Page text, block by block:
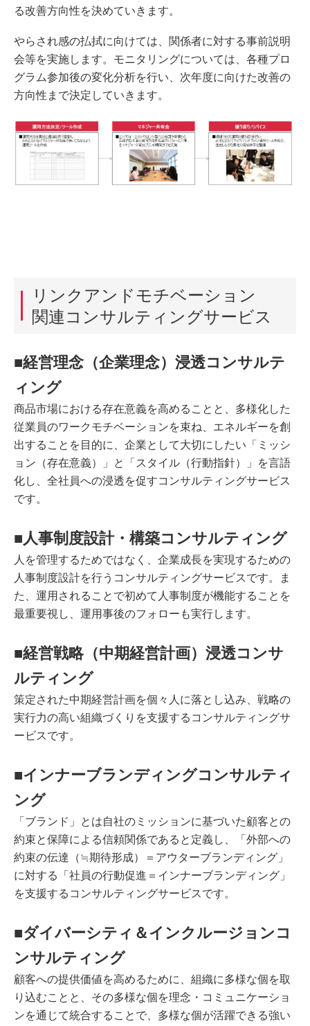
る改善方向性を決めていきます。
やらされ感の払拭に向けては、関係者に対する事前説明
会等を実施します。モニタリングについては、各種プロ
グラム参加後の変化分析を行い、次年度に向けた改善の
方向性まで決定していきます。
リンクアンドモチベーション
関連コンサルティングサービス
■経営理念（企業理念）浸透コンサルテ
ィング
商品市場における存在意義を高めることと、多様化した
従業員のワークモチベーションを束ね、エネルギーを創
出することを目的に、企業として大切にしたい「ミッシ
ョン（存在意義）」と「スタイル（行動指針）」を言語
化し、全社員への浸透を促すコンサルティングサービス
です。
■人事制度設計・構築コンサルティング
人を管理するためではなく、企業成長を実現するための
人事制度設計を行うコンサルティングサービスです。ま
た、運用されることで初めて人事制度が機能することを
最重要視し、運用事後のフォローも実行します。
■経営戦略（中期経営計画）浸透コンサ
ルティング
策定された中期経営計画を個々人に落とし込み、戦略の
実行力の高い組織づくりを支援するコンサルティングサ
ービスです。
■インナーブランディングコンサルティ
ング
「ブランド」とは自社のミッションに基づいた顧客との
約束と保障による信頼関係であると定義し、「外部への
約束の伝達（≒期待形成）＝アウターブランディング」
に対する「社員の行動促進＝インナーブランディング」
を支援するコンサルティングサービスです。
■ダイバーシティ＆インクルージョンコ
ンサルティング
顧客への提供価値を高めるために、組織に多様な個を取
り込むことと、その多様な個を理念・コミュニケーショ
ンを通じて統合することで、多様な個が活躍できる強い